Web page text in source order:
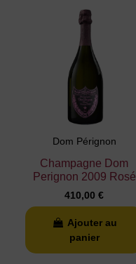
Dom Pérignon
Champagne Dom
Perignon 2009 Rosé
410,00 €
Ajouter au
panier